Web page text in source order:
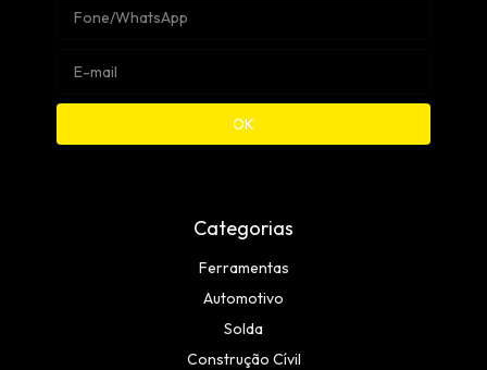
Categorias
Ferramentas
Automotivo
Solda
Construção Cívil